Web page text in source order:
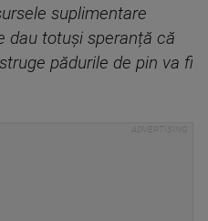
suplimentare
dau totuși speranță că
pădurile de pin va fi